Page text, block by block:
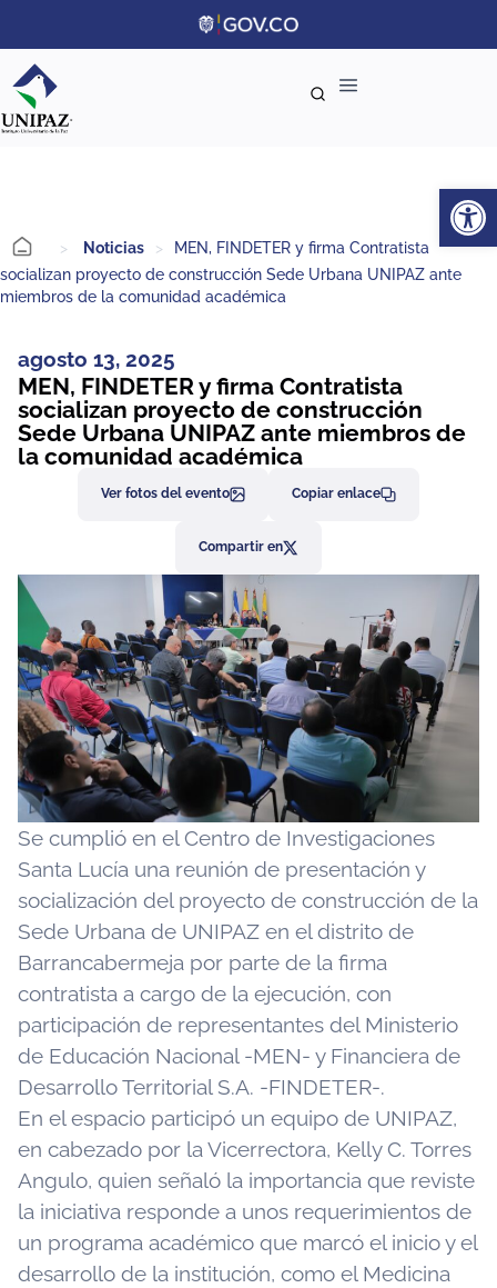
> Noticias >
MEN, FINDETER y firma Contratista
socializan proyecto de construcción Sede Urbana UNIPAZ ante
miembros de la comunidad académica
agosto 13, 2025
MEN, FINDETER y firma Contratista
socializan proyecto de construcción
Sede Urbana UNIPAZ ante miembros de
la comunidad académica
Ver fotos del evento Copiar enlace
Compartir en
Se cumplió en el Centro de Investigaciones
Santa Lucía una reunión de presentación y
socialización del proyecto de construcción de la
Sede Urbana de UNIPAZ en el distrito de
Barrancabermeja por parte de la firma
contratista a cargo de la ejecución, con
participación de representantes del Ministerio
de Educación Nacional -MEN- y Financiera de
Desarrollo Territorial S.A. -FINDETER-.
En el espacio participó un equipo de UNIPAZ,
en cabezado por la Vicerrectora, Kelly C. Torres
Angulo, quien señaló la importancia que reviste
la iniciativa responde a unos requerimientos de
un programa académico que marcó el inicio y el
desarrollo de la institución, como el Medicina